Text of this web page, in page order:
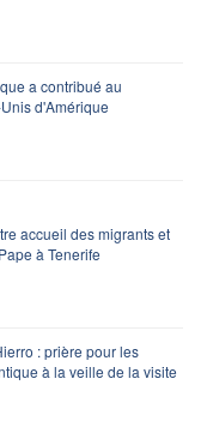
a contribué au
d'Amérique
accueil des migrants et
à Tenerife
: prière pour les
à la veille de la visite